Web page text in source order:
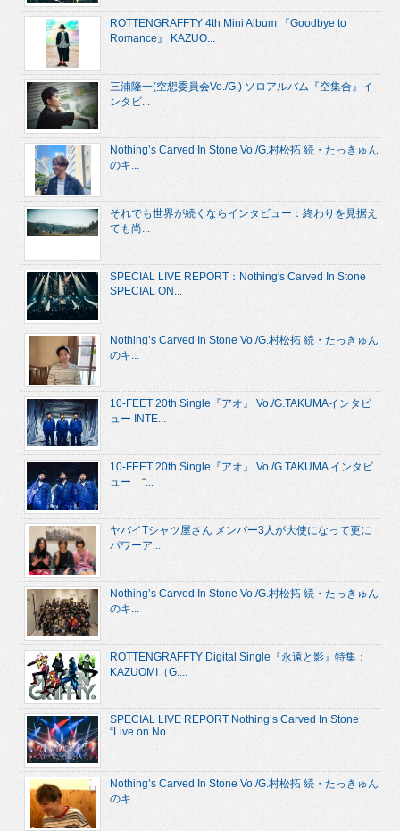
ROTTENGRAFFTY 4th Mini Album 『Goodbye to
Romance』 KAZUO...
三浦隆一(空想委員会Vo./G.) ソロアルバム『空集合』イ
ンタビ...
Nothing’s Carved In Stone Vo./G.村松拓 続・たっきゅん
のキ...
それでも世界が続くならインタビュー：終わりを見据え
ても尚...
SPECIAL LIVE REPORT：Nothing's Carved In Stone
SPECIAL ON...
Nothing’s Carved In Stone Vo./G.村松拓 続・たっきゅん
のキ...
10-FEET 20th Single『アオ』 Vo./G.TAKUMAインタビ
ュー INTE...
10-FEET 20th Single『アオ』 Vo./G.TAKUMA インタビ
ュー “...
ヤバイTシャツ屋さん メンバー3人が大使になって更に
パワーア...
Nothing’s Carved In Stone Vo./G.村松拓 続・たっきゅん
のキ...
ROTTENGRAFFTY Digital Single『永遠と影』特集：
KAZUOMI（G....
SPECIAL LIVE REPORT Nothing’s Carved In Stone
“Live on No...
Nothing’s Carved In Stone Vo./G.村松拓 続・たっきゅん
のキ...